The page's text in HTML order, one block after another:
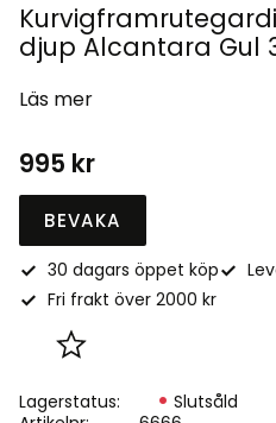
djup Alcantara Gul
Läs mer
995 kr
Lägg till i favoriter
BEVAKA
30 dagars öppet köp
Fri frakt över 2000 kr
Lagerstatus
Slutsåld